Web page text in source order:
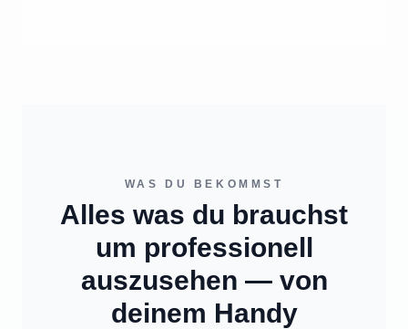
WAS DU BEKOMMST
Alles was du brauchst
um professionell
auszusehen — von
deinem Handy